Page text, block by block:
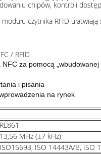
chipów, kontroli
czytnika RFID
/ RFID
za pomocą „wbudowanej
i pisania
na rynek
RL861
13,56 MHz (±7 kHz)
ISO15693, ISO 14443A/B, ISO